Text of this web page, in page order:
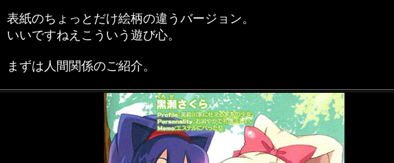
表紙のちょっとだけ絵柄の違うバージョン。
いいですねえこういう遊び心。
まずは人間関係のご紹介。